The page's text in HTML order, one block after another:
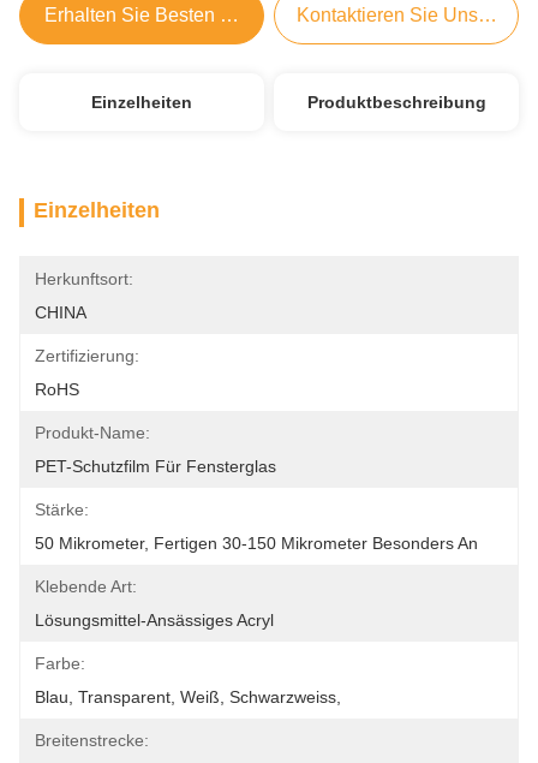
Erhalten Sie Besten Preis Kontaktieren Sie Uns Jetzt
Einzelheiten Produktbeschreibung
Einzelheiten
Herkunftsort:
CHINA
Zertifizierung:
RoHS
Produkt-Name:
PET-Schutzfilm Für Fensterglas
Stärke:
50 Mikrometer, Fertigen 30-150 Mikrometer Besonders An
Klebende Art:
Lösungsmittel-Ansässiges Acryl
Farbe:
Blau, Transparent, Weiß, Schwarzweiss,
Breitenstrecke: